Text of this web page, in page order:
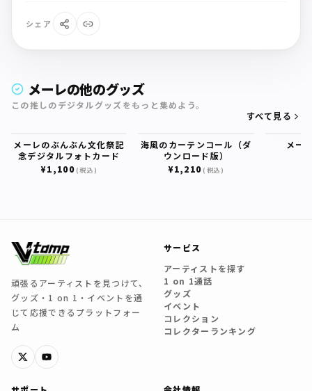
シェア
メーレの他のグッズ
この推しのデジタルグッズをもっと集めよう。
すべて見る
メーレのぶんぶん文化祭記
念デジタルフォトカード
¥1,100(税込)
海風のカーテンコール（ダ
ウンロード版）
¥1,210(税込)
メー
頑張るアーティストを見つけて、
グッズ・1 on 1・イベントを通
じて応援できるプラットフォー
ム
サービス
アーティストを探す
1 on 1通話
グッズ
イベント
コレクション
コレクターランキング